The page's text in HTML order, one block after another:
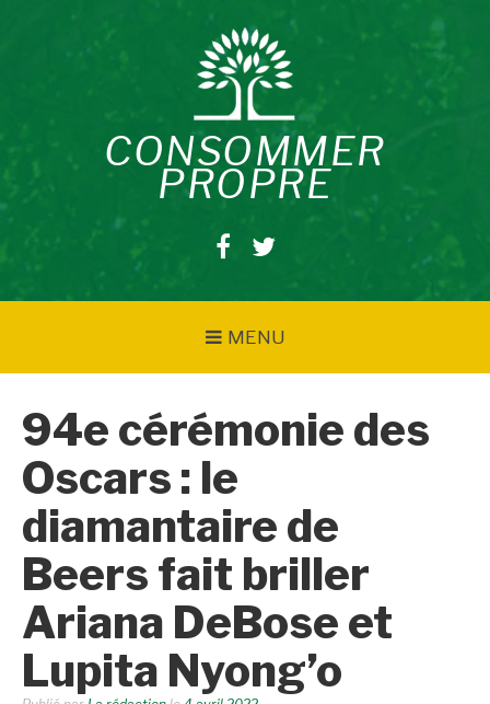
CONSOMMER
PROPRE
Facebook
Twitter
MENU
94e cérémonie des
Oscars : le
diamantaire de
Beers fait briller
Ariana DeBose et
Lupita Nyong’o